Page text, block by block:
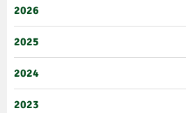
2026
2025
2024
2023